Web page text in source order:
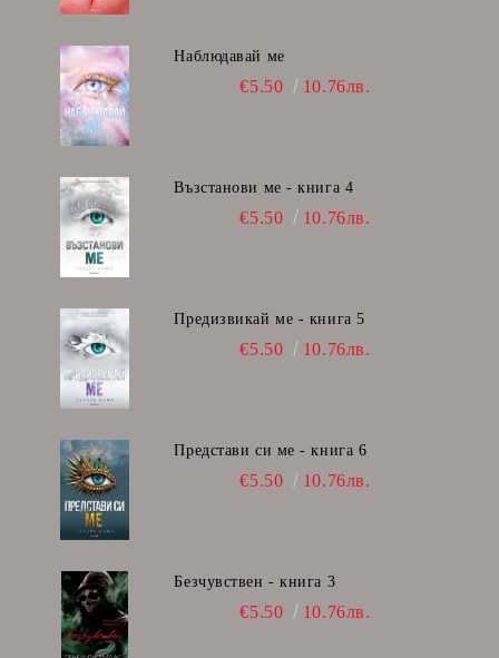
Наблюдавай ме
€5.50 10.76лв.
Възстанови ме - книга 4
€5.50 10.76лв.
Предизвикай ме - книга 5
€5.50 10.76лв.
Представи си ме - книга 6
€5.50 10.76лв.
Безчувствен - книга 3
€5.50 10.76лв.